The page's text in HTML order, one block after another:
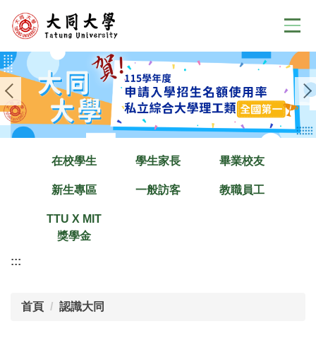
到
要
內
容
區
在校學生 學生家長 畢業校友
新生專區 一般訪客 教職員工
TTU X MIT
獎學金
:::
首頁 認識大同